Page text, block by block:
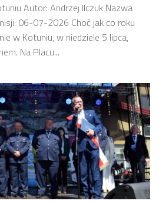
Autor: Andrzej Ilczuk Nazwa
06-07-2026 Choć jak co roku
w Kotuniu, w niedziele 5 lipca,
Na Placu...